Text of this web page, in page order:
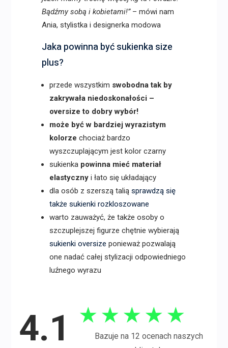
Bądźmy sobą i kobietami!”– mówi nam
Ania, stylistka i designerka modowa
Jaka powinna być sukienka size
plus?
przede wszystkim swobodna tak by
zakrywała niedoskonałości –
oversize to dobry wybór!
może być w bardziej wyrazistym
kolorze chociaż bardzo
wyszczuplającym jest kolor czarny
sukienka powinna mieć materiał
elastycznyi łato się układający
dla osób z szerszą talią sprawdzą się
także sukienki rozkloszowane
warto zauważyć, że także osoby o
szczuplejszej figurze chętnie wybierają
sukienki oversize ponieważ pozwalają
one nadać całej stylizacji odpowiedniego
luźnego wyrazu
4.1 ★ ★ ★ ★ ★
Bazuje na 12 ocenach naszych